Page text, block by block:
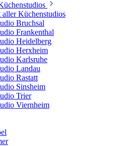
aller Küchenstudios
Bruchsal
Frankenthal
Heidelberg
Herxheim
Karlsruhe
Landau
Rastatt
Sinsheim
Trier
Viernheim